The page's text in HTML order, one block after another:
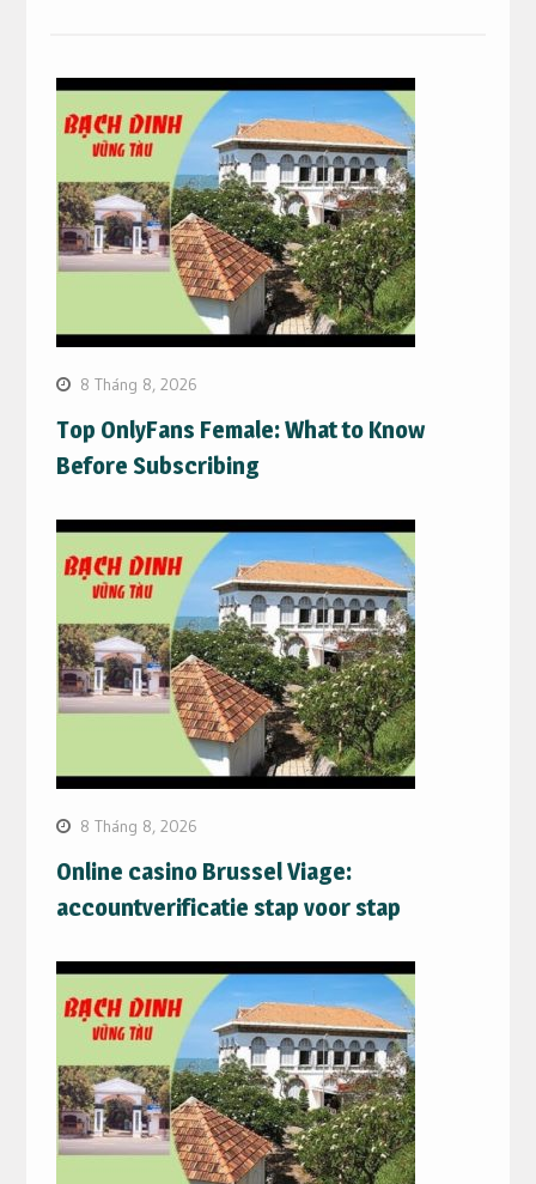
8 Tháng 8, 2026
Top OnlyFans Female: What to Know
Before Subscribing
8 Tháng 8, 2026
Online casino Brussel Viage:
accountverificatie stap voor stap